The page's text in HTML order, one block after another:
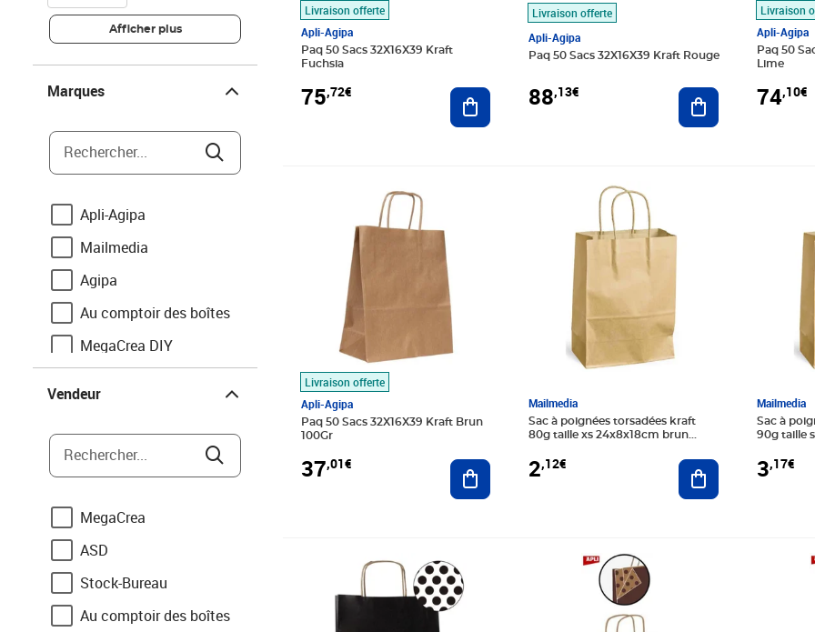
Afficher plus
Marques
Rechercher...
Apli-Agipa
Mailmedia
Agipa
Au comptoir des boîtes
MegaCrea DIY
Vendeur
Rechercher...
MegaCrea
ASD
Stock-Bureau
Au comptoir des boîtes
Livraison offerte
Apli-Agipa
Paq 50 Sacs 32X16X39 Kraft
Fuchsia
75,72€ Ajouter au panier
Livraison offerte
Apli-Agipa
Paq 50 Sacs 32X16X39 Kraft Rouge
88,13€ Ajouter au panier
Livraison
Apli-Agipa
Paq 50
Lime
74,10€
Livraison offerte
Apli-Agipa
Paq 50 Sacs 32X16X39 Kraft Brun
100Gr
37,01€ Ajouter au panier
Mailmedia
Sac à poignées torsadées kraft
80g taille xs 24x8x18cm brun
2,12€ Ajouter au panier
Mailmedia
Sac à
90g taille
3,17€
Prix 88,26€ Prix 87,76€ Prix